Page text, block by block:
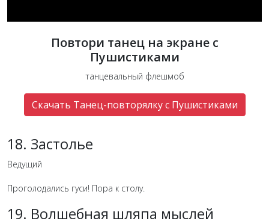
Повтори танец на экране с
Пушистиками
танцевальный флешмоб
Скачать Танец-повторялку с Пушистиками
18. Застолье
Ведущий
Проголодались гуси! Пора к столу.
19. Волшебная шляпа мыслей